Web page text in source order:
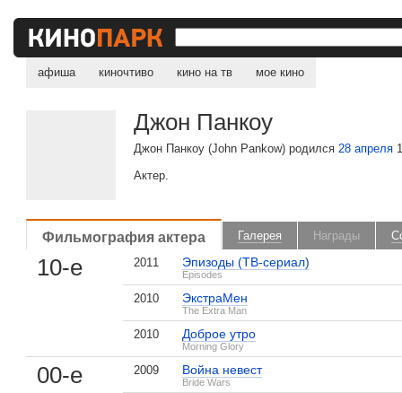
афиша киночтиво кино на тв мое кино
Джон Панкоу
Джон Панкоу (John Pankow) родился28 апреля
Актер.
Фильмография актера Галерея Награды
10-е 2011 Эпизоды (ТВ-сериал)
Episodes
2010 ЭкстраМен
The Extra Man
2010 Доброе утро
Morning Glory
00-е 2009 Война невест
Bride Wars